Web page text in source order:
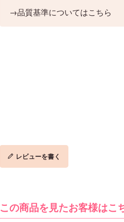
→品質基準についてはこちら
レビューを書く
この商品を見たお客様はこ